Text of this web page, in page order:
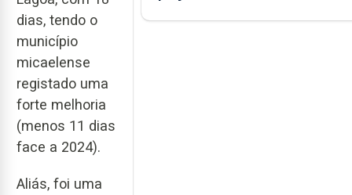
dias, tendo o
município
micaelense
registado uma
forte melhoria
(menos 11 dias
face a 2024).
Aliás, foi uma